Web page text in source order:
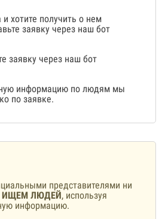
хотите получить о нем
заявку через наш бот
заявку через наш бот
информацию по людям мы
по заявке.
представителями ни
ЛЮДЕЙ, используя
информацию.